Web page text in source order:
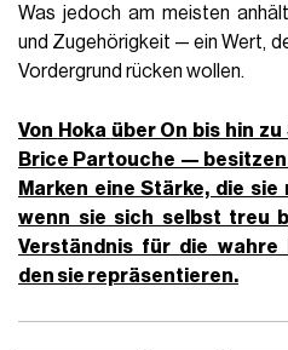
Was jedoch am meisten
und Zugehörigkeit — ein Wert,
Vordergrund rücken wollen.
Von Hoka über On bis hin
Brice Partouche —
Marken eine Stärke, die
wenn sie sich selbst treu
Verständnis für die wahre
den sie repräsentieren.